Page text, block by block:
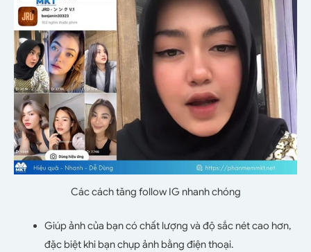
Các cách tăng follow IG nhanh chóng
Giúp ảnh của bạn có chất lượng và độ sắc nét cao hơn,
đặc biệt khi bạn chụp ảnh bằng điện thoại.